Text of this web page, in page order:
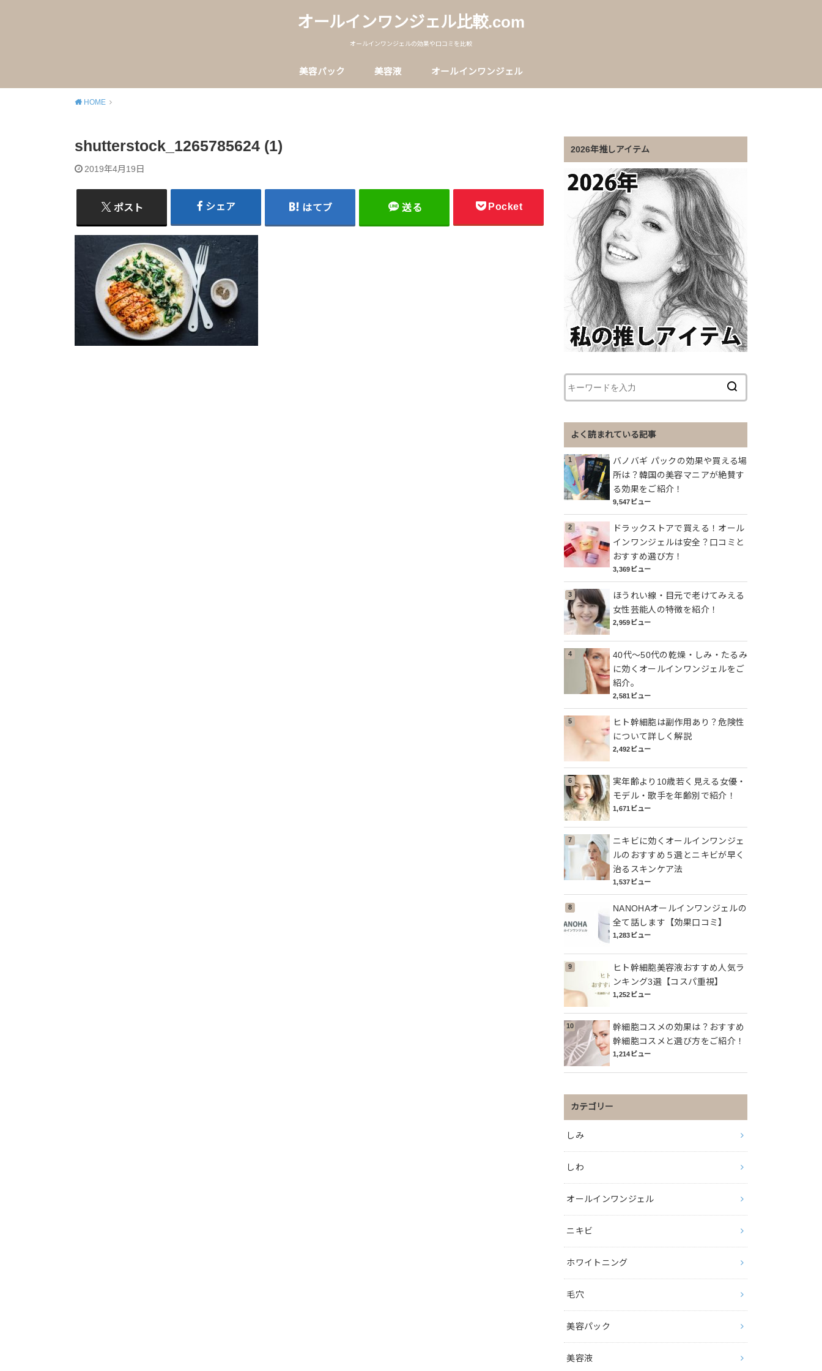
オールインワンジェル比較.com
オールインワンジェルの効果や口コミを比較
美容パック 美容液 オールインワンジェル
HOME
shutterstock_1265785624 (1)
2019年4月19日
ポスト シェア はてブ 送る Pocket
2026年推しアイテム
よく読まれている記事
バノバギ パックの効果や買える場
所は？韓国の美容マニアが絶賛す
る効果をご紹介！
9,547ビュー
ドラックストアで買える！オール
インワンジェルは安全？口コミと
おすすめ選び方！
3,369ビュー
ほうれい線・目元で老けてみえる
女性芸能人の特徴を紹介！
2,959ビュー
40代～50代の乾燥・しみ・たるみ
に効くオールインワンジェルをご
紹介。
2,581ビュー
ヒト幹細胞は副作用あり？危険性
について詳しく解説
2,492ビュー
実年齢より10歳若く見える女優・
モデル・歌手を年齢別で紹介！
1,671ビュー
ニキビに効くオールインワンジェ
ルのおすすめ５選とニキビが早く
治るスキンケア法
1,537ビュー
NANOHAオールインワンジェルの
全て話します【効果口コミ】
1,283ビュー
ヒト幹細胞美容液おすすめ人気ラ
ンキング3選【コスパ重視】
1,252ビュー
幹細胞コスメの効果は？おすすめ
幹細胞コスメと選び方をご紹介！
1,214ビュー
カテゴリー
しみ
しわ
オールインワンジェル
ニキビ
ホワイトニング
毛穴
美容パック
美容液